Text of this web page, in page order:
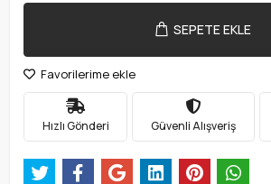
SEPETE EKLE
Favorilerime ekle
Hızlı Gönderi Güvenli Alışveriş